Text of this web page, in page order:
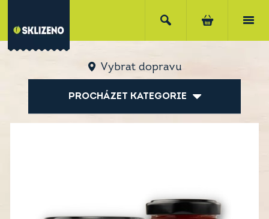
Vybrat dopravu
PROCHÁZET KATEGORIE